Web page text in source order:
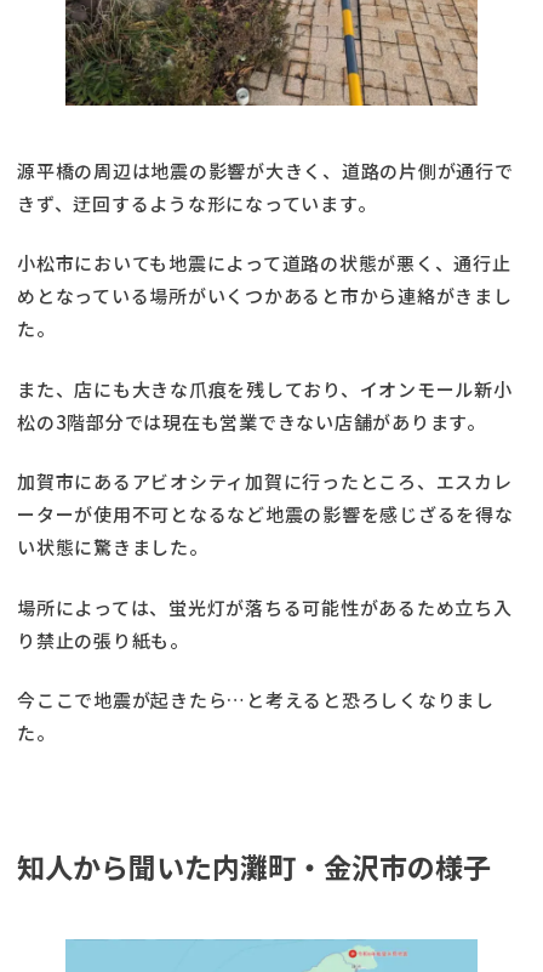
源平橋の周辺は地震の影響が大きく、道路の片側が通行で
きず、迂回するような形になっています。
小松市においても地震によって道路の状態が悪く、通行止
めとなっている場所がいくつかあると市から連絡がきまし
た。
また、店にも大きな爪痕を残しており、イオンモール新小
松の3階部分では現在も営業できない店舗があります。
加賀市にあるアビオシティ加賀に行ったところ、エスカレ
ーターが使用不可となるなど地震の影響を感じざるを得な
い状態に驚きました。
場所によっては、蛍光灯が落ちる可能性があるため立ち入
り禁止の張り紙も。
今ここで地震が起きたら…と考えると恐ろしくなりまし
た。
知人から聞いた内灘町・金沢市の様子